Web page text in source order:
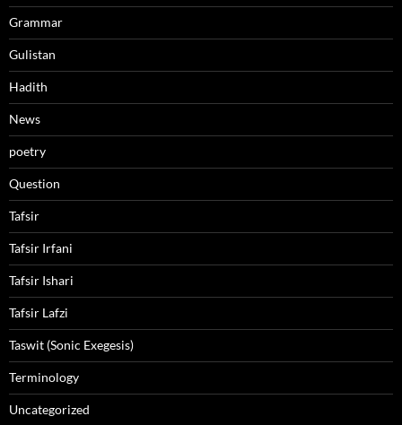
Grammar
Gulistan
Hadith
News
poetry
Question
Tafsir
Tafsir Irfani
Tafsir Ishari
Tafsir Lafzi
Taswit (Sonic Exegesis)
Terminology
Uncategorized